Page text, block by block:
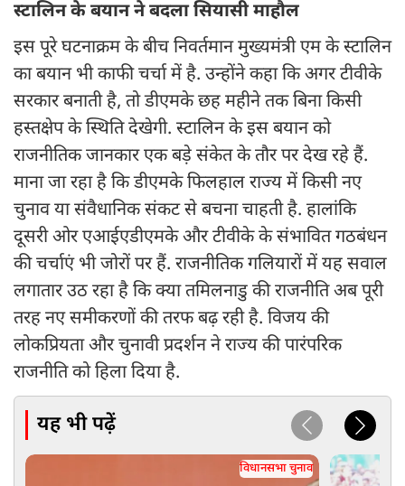
स्टालिन के बयान ने बदला सियासी माहौल
इस पूरे घटनाक्रम के बीच निवर्तमान मुख्यमंत्री एम के स्टालिन
का बयान भी काफी चर्चा में है. उन्होंने कहा कि अगर टीवीके
सरकार बनाती है, तो डीएमके छह महीने तक बिना किसी
हस्तक्षेप के स्थिति देखेगी. स्टालिन के इस बयान को
राजनीतिक जानकार एक बड़े संकेत के तौर पर देख रहे हैं.
माना जा रहा है कि डीएमके फिलहाल राज्य में किसी नए
चुनाव या संवैधानिक संकट से बचना चाहती है. हालांकि
दूसरी ओर एआईएडीएमके और टीवीके के संभावित गठबंधन
की चर्चाएं भी जोरों पर हैं. राजनीतिक गलियारों में यह सवाल
लगातार उठ रहा है कि क्या तमिलनाडु की राजनीति अब पूरी
तरह नए समीकरणों की तरफ बढ़ रही है. विजय की
लोकप्रियता और चुनावी प्रदर्शन ने राज्य की पारंपरिक
राजनीति को हिला दिया है.
यह भी पढ़ें
विधानसभा चुनाव